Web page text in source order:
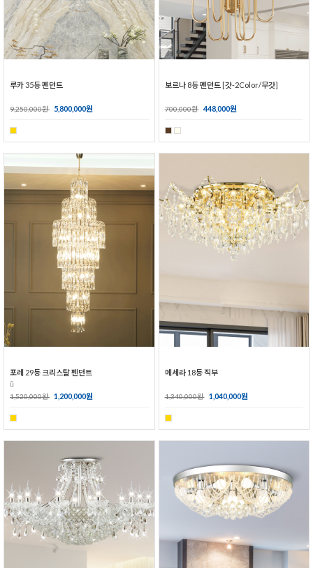
루카 35등 펜던트
9,250,000원 5,800,000원
보르나 8등 펜던트 [갓-2Color/무갓]
700,000원 448,000원
포레 29등 크리스탈 펜던트
ũ
1,520,000원 1,200,000원
메세라 18등 직부
1,340,000원 1,040,000원